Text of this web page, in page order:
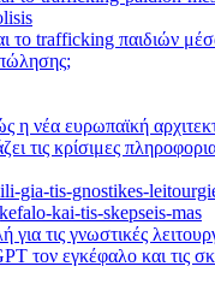
το trafficking παιδιών
νέα ευρωπαϊκή
τις κρίσιμες
για τις γνωστικές
τον εγκέφαλο και τις